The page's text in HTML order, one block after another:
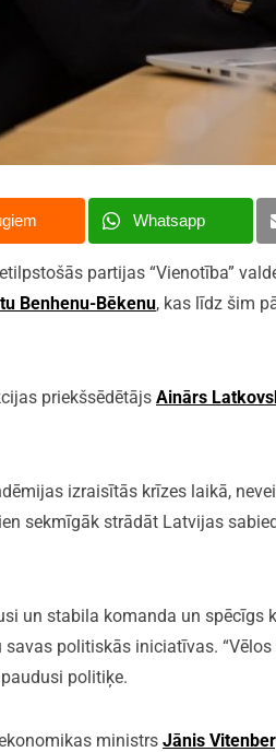
Whatsapp
partijas “Vienotība”
Benhenu-Bēkenu, kas līdz šim
priekšsēdētājs Ainārs
izraisītās krīzes laikā,
sekmīgāk strādāt Latvijas
un stabila komanda un spēcīgs
politiskās iniciatīvas.
politiķe.
ministrs Jānis